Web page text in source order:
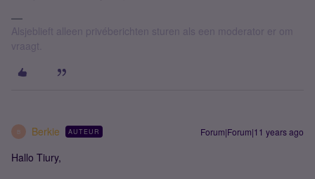
Alsjeblieft alleen privéberichten sturen als een moderator er om
vraagt.
B Berkie AUTEUR Forum|Forum|11 years ago
Hallo Tiury,